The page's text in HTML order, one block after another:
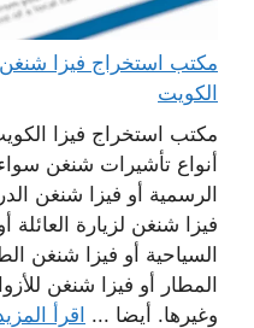
الكويت
مكتب استخراج فيزا
أنواع تأشيرات شنغن
الرسمية أو فيزا شنغن
فيزا شنغن لزيارة العائلة
السياحية أو فيزا شنغن
المطار أو فيزا شنغن
وغيرها. أيضا ... اقرأ